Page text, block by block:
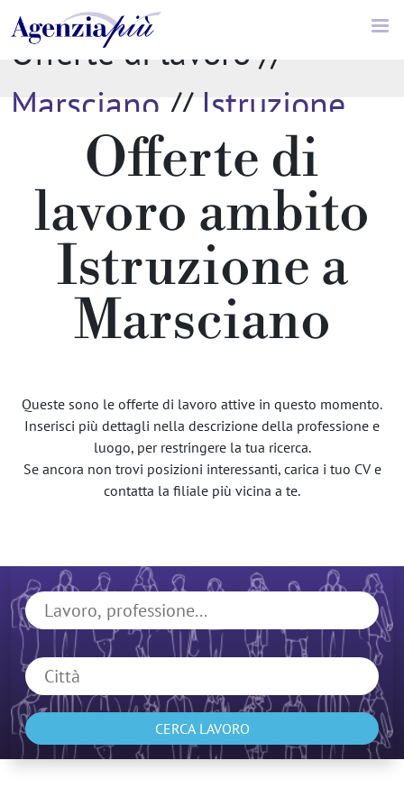
Offerte di lavoro //
Marsciano // Istruzione
Offerte di
lavoro ambito
Istruzione a
Marsciano
Queste sono le offerte di lavoro attive in questo momento.
Inserisci più dettagli nella descrizione della professione e
luogo, per restringere la tua ricerca.
Se ancora non trovi posizioni interessanti, carica i tuo CV e
contatta la filiale più vicina a te.
CERCA LAVORO